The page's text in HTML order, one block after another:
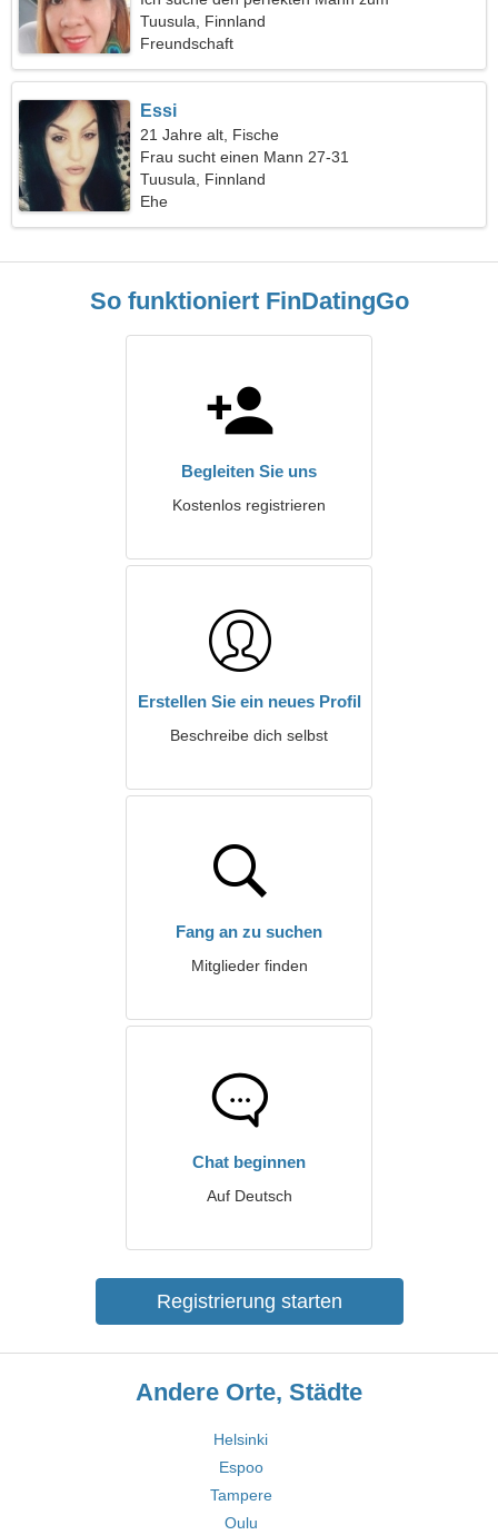
gemeinsamen Skifahren
Tuusula, Finnland
Freundschaft
Essi
21 Jahre alt, Fische
Frau sucht einen Mann 27-31
Tuusula, Finnland
Ehe
So funktioniert FinDatingGo
Begleiten Sie uns
Kostenlos registrieren
Erstellen Sie ein neues Profil
Beschreibe dich selbst
Fang an zu suchen
Mitglieder finden
Chat beginnen
Auf Deutsch
Registrierung starten
Andere Orte, Städte
Helsinki
Espoo
Tampere
Oulu